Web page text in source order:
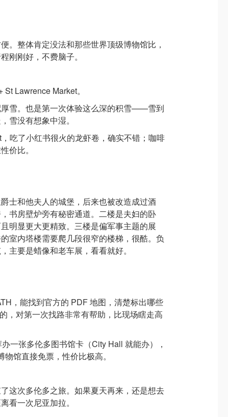
。整体肯定没法和那些世界顶级博物馆比，
刚刚好，不费脑子。
Lawrence Market。
雪。也是第一次体验这么深的积雪——雪到
雪没有想象中湿。
吃了小红书很火的龙虾卷，确实不错；咖啡
价比。
士和他夫人的城堡，后来也被改造成过酒
书房壁炉旁有秘密通道。二楼是夫妇的卧
明显更大更精致。三楼是偏军事主题的展
室内塔楼需要爬几段很窄的楼梯，很酷。负
主要是蜡像和老车展，看看就好。
，能找到官方的 PDF 地图，清楚标出哪些
，对第一次找路非常有帮助，比现场瞎走高
一张多伦多图书馆卡（City Hall 就能办），
馆直接免票，性价比极高。
这次多伦多之旅。如果夏天再来，还是想去
看一次尼亚加拉。